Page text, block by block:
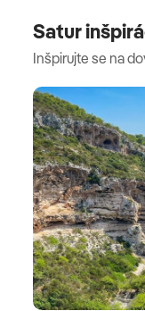
Satur
Inšpirujte se na